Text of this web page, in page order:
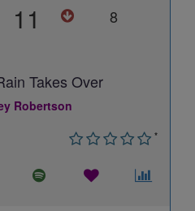
11 8
Takes Over
Robertson
*